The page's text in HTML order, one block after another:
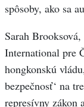
spôsoby, ako sa
Sarah
International pre
hongkonskú
bezpečnosť‘ na
represívny zákon